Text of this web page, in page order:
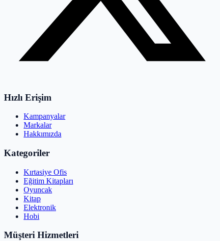
Hızlı Erişim
Kampanyalar
Markalar
Hakkımızda
Kategoriler
Kırtasiye Ofis
Eğitim Kitapları
Oyuncak
Kitap
Elektronik
Hobi
Müşteri Hizmetleri